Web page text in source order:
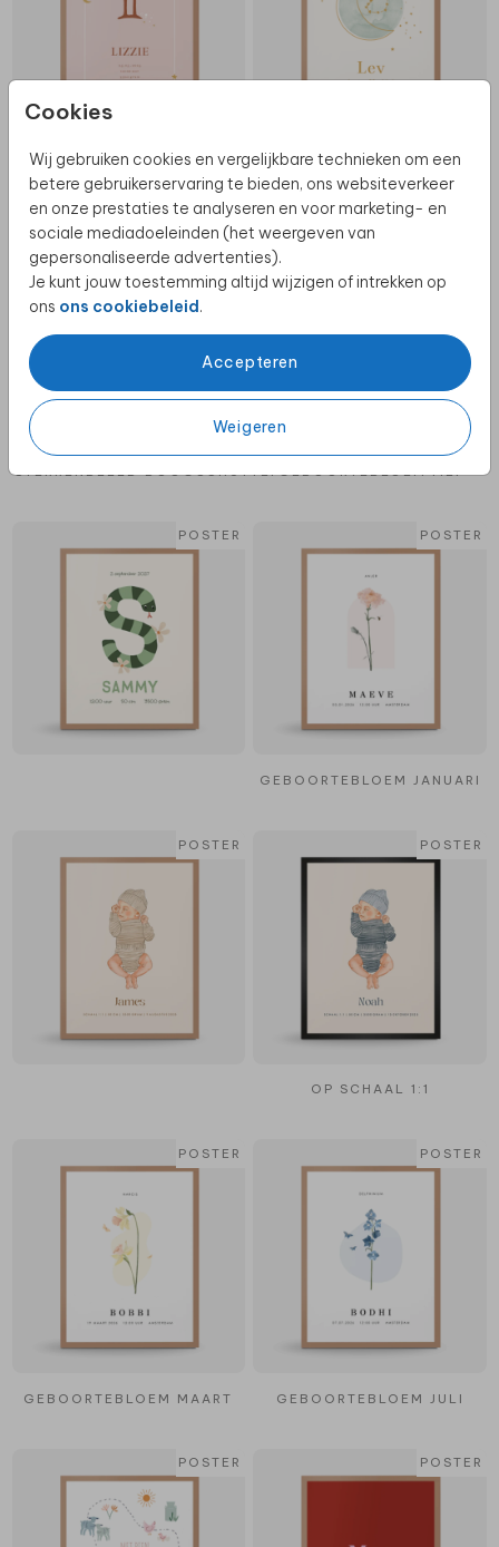
Cookies
Wij gebruiken cookies en vergelijkbare technieken om een
betere gebruikerservaring te bieden, ons websiteverkeer
en onze prestaties te analyseren en voor marketing- en
sociale mediadoeleinden (het weergeven van
gepersonaliseerde advertenties).
Je kunt jouw toestemming altijd wijzigen of intrekken op
ons ons cookiebeleid.
Accepteren
Weigeren
STERRENBEELD TWEELING STERRENBEELD SCHORPIOEN
POSTER
STERRENBEELD BOOGSCHUTTERGEBOORTEBLOEM MEI
POSTER POSTER
GEBOORTEBLOEM JANUARI
POSTER POSTER
OP SCHAAL 1:1
POSTER
GEBOORTEBLOEM MAART
POSTER
GEBOORTEBLOEM JULI
POSTER POSTER